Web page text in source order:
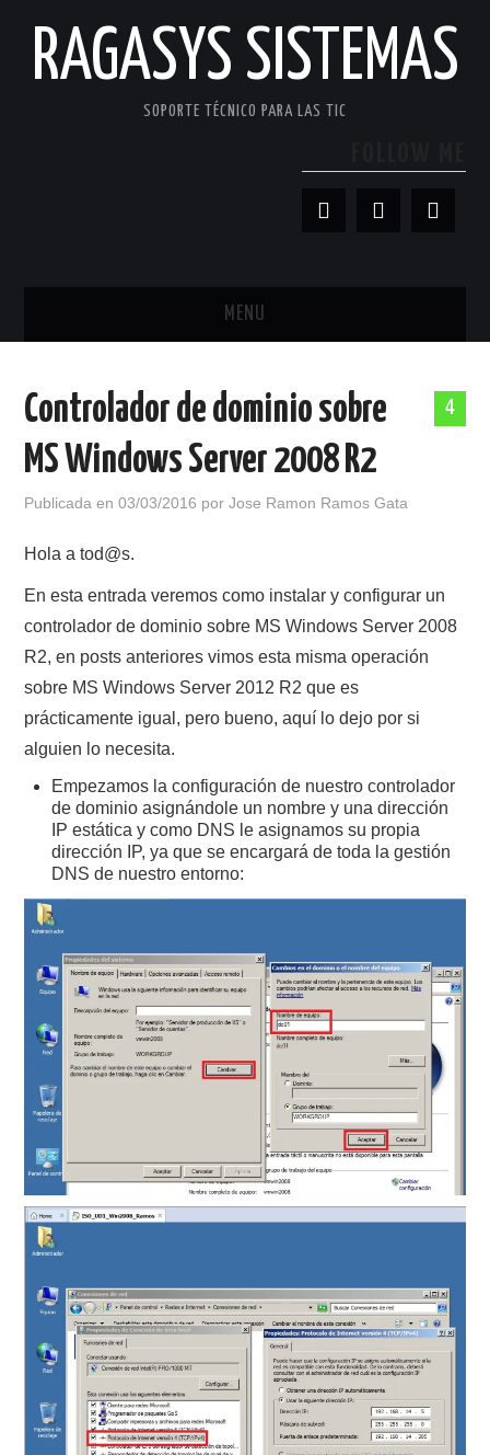
RAGASYS SISTEMAS
SOPORTE TÉCNICO PARA LAS TIC
MENU
ACERCA DE
4
Controlador de dominio sobre
MS Windows Server 2008 R2
Publicada en03/03/2016 porJose Ramon Ramos Gata
Hola a tod@s.
En esta entrada veremos como instalar y configurar un
controlador de dominio sobre MS Windows Server 2008
R2, en posts anteriores vimos esta misma operación
sobre MS Windows Server 2012 R2 que es
prácticamente igual, pero bueno, aquí lo dejo por si
alguien lo necesita.
Empezamos la configuración de nuestro controlador
de dominio asignándole un nombre y una dirección
IP estática y como DNS le asignamos su propia
dirección IP, ya que se encargará de toda la gestión
DNS de nuestro entorno: